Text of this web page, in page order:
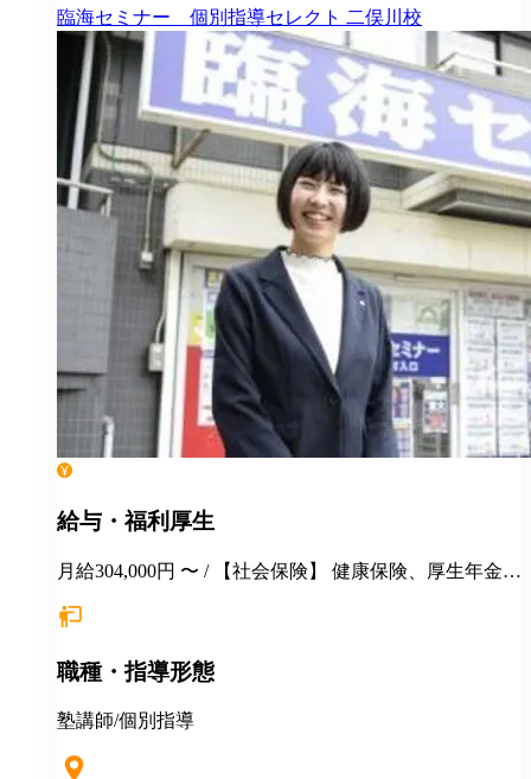
臨海セミナー 個別指導セレクト 二俣川校
給与・福利厚生
月給304,000円 〜 / 【社会保険】 健康保険、厚生年金保
報奨金制度 交通費支給 社保完備 手当（家族／管理職
断 長短貸付 再雇用制度 永年勤続表彰 ＊引越しを伴う
住宅手当月1万円一律支給 その他補助金制度
職種・指導形態
塾講師/個別指導